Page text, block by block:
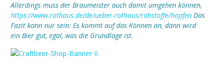
Allerdings muss der Braumeister auch damit umgehen können,
https://www.rothaus.de/de/ueber-rothaus/rohstoffe/hopfen Das
Fazit kann nur sein: Es kommt auf das Können an, dann wird
ein Bier gut, egal, was die Grundlage ist.